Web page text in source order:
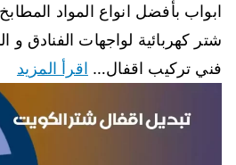
ابواب بأفضل انواع المواد
شتر كهربائية لواجهات الفنادق
فني تركيب اقفال… اقرأ المزيد